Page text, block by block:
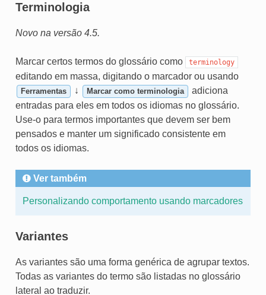
Terminologia
Novo na versão 4.5.
Marcar certos termos do glossário como terminology
editando em massa, digitando o marcador ou usando
Ferramentas ↓ Marcar como terminologia
adiciona
entradas para eles em todos os idiomas no glossário.
Use-o para termos importantes que devem ser bem
pensados e manter um significado consistente em
todos os idiomas.
Ver também
Personalizando comportamento usando marcadores
Variantes
As variantes são uma forma genérica de agrupar textos.
Todas as variantes do termo são listadas no glossário
lateral ao traduzir.